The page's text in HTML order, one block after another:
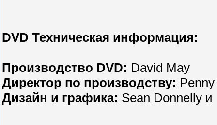
DVD Техническая информация:
Производство DVD: David May
Директор по производству:
Дизайн и графика: Sean Donnelly